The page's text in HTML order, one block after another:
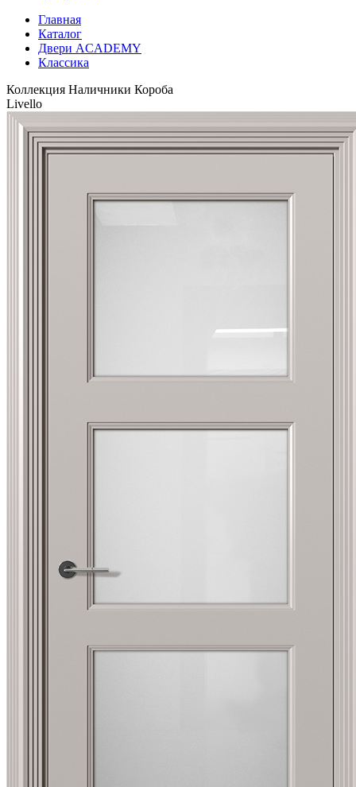
Главная
Каталог
Двери ACADEMY
Классика
Коллекция Наличники Короба
Livello